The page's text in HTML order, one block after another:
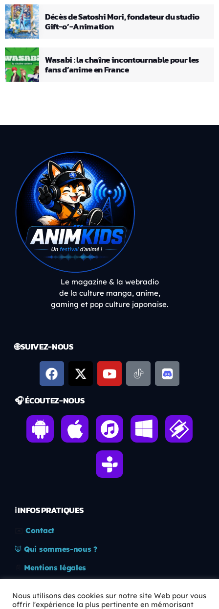
Décès de Satoshi Mori, fondateur du studio
Gift-o’-Animation
Wasabi : la chaîne incontournable pour les
fans d’anime en France
Le magazine & la webradio
de la culture manga, anime,
gaming et pop culture japonaise.
🌐 SUIVEZ-NOUS
🎧 ÉCOUTEZ-NOUS
ℹ️ INFOS PRATIQUES
Contact
🦊 Qui sommes-nous ?
Mentions légales
🛡️ RGPD
Nous utilisons des cookies sur notre site Web pour vous
offrir l'expérience la plus pertinente en mémorisant